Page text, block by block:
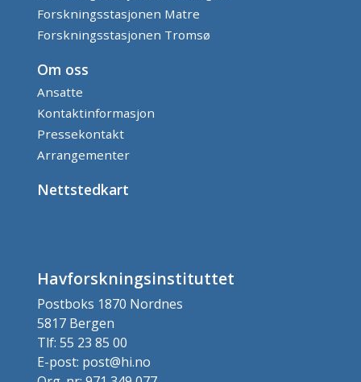
Forskningsstasjonen Matre
Forskningsstasjonen Tromsø
Om oss
Ansatte
Kontaktinformasjon
Pressekontakt
Arrangementer
Nettstedkart
Havforskningsinstituttet
Postboks 1870 Nordnes
5817 Bergen
Tlf: 55 23 85 00
E-post: post@hi.no